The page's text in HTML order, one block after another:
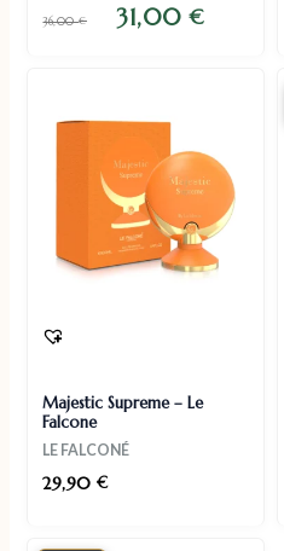
36,00€ 31,00€
Majestic Supreme – Le
Falcone
LE FALCONÉ
29,90€